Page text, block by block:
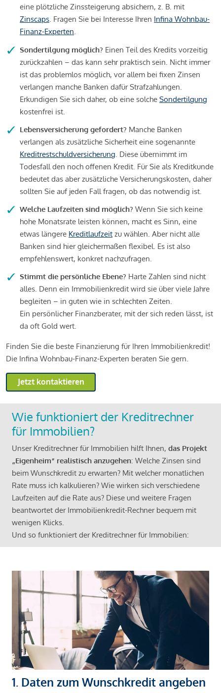
eine plötzliche Zinssteigerung absichern, z. B. mit
Zinscaps. Fragen Sie bei Interesse Ihren Infina Wohnbau-
Finanz-Experten.
Sondertilgung möglich? Einen Teil des Kredits vorzeitig
zurückzahlen – das kann sehr praktisch sein. Nicht immer
ist das problemlos möglich, vor allem bei fixen Zinsen
verlangen manche Banken dafür Strafzahlungen.
Erkundigen Sie sich daher, ob eine solche Sondertilgung
kostenfrei ist.
Lebensversicherung gefordert? Manche Banken
verlangen als zusätzliche Sicherheit eine sogenannte
Kreditrestschuldversicherung. Diese übernimmt im
Todesfall den noch offenen Kredit. Für Sie als Kreditkunde
bedeutet das aber zusätzliche Versicherungskosten, daher
sollten Sie auf jeden Fall fragen, ob das notwendig ist.
Welche Laufzeiten sind möglich? Wenn Sie sich keine
hohe Monatsrate leisten können, macht es Sinn, eine
etwas längere Kreditlaufzeit zu wählen. Aber nicht alle
Banken sind hier gleichermaßen flexibel. Es ist also
empfehlenswert, konkret nachzufragen.
Stimmt die persönliche Ebene? Harte Zahlen sind nicht
alles. Denn ein Immobilienkredit wird sie über viele Jahre
begleiten – in guten wie in schlechten Zeiten.
Ein persönlicher Finanzberater, mit der sich reden lässt, ist
da oft Gold wert.
Finden Sie die beste Finanzierung für Ihren Immobilienkredit!
Die Infina Wohnbau-Finanz-Experten beraten Sie gern.
Jetzt kontaktieren
Wie funktioniert der Kreditrechner
für Immobilien?
Unser Kreditrechner für Immobilien hilft Ihnen, das Projekt
„Eigenheim“ realistisch anzugehen: Welche Zinsen sind
beim Wunschkredit zu erwarten? Mit welcher monatlichen
Rate muss ich kalkulieren? Wie wirken sich verschiedene
Laufzeiten auf die Rate aus? Diese und weitere Fragen
beantwortet der Immobilienkredit-Rechner bequem mit
wenigen Klicks.
Und so funktioniert der Kreditrechner für Immobilien:
1. Daten zum Wunschkredit angeben